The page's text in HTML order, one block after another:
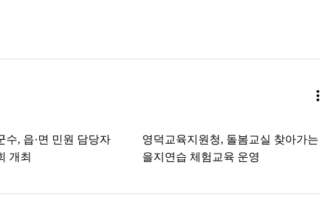
more_vert
수, 읍·면 민원 담당자
개최
영덕교육지원청, 돌봄교실 찾아가는
을지연습 체험교육 운영